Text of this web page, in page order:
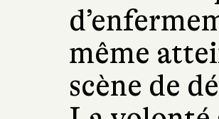
même
scène de